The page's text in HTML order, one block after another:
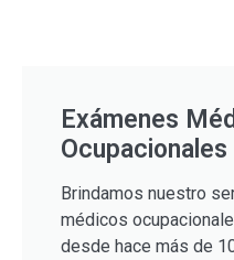
Exámenes
Ocupacionales
Brindamos nuestro
médicos
desde hace más de